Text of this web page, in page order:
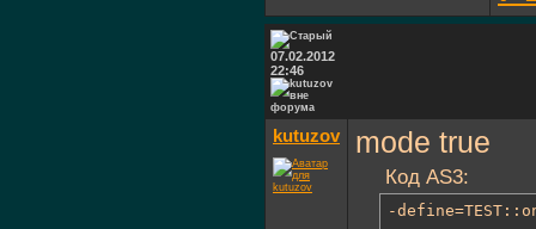
07.02.2012
22:46
kutuzov mode true
Код AS3:
-